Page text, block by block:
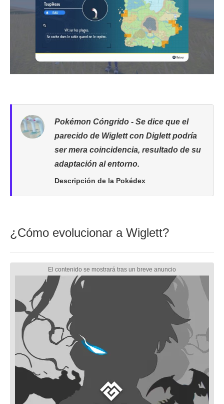
Pokémon Cóngrido - Se dice que el
parecido de Wiglett con Diglett podría
ser mera coincidencia, resultado de su
adaptación al entorno.​
Descripción de la Pokédex
¿Cómo evolucionar a Wiglett?